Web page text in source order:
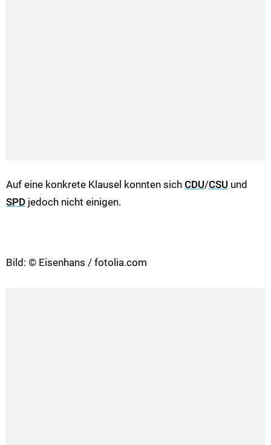
Auf eine konkrete Klausel konnten sich CDU/CSU und
SPD jedoch nicht einigen.
Bild: © Eisenhans / fotolia.com